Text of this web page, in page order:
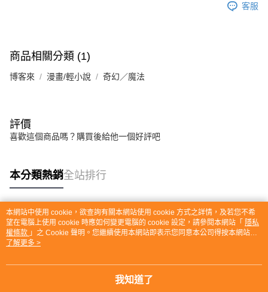
客服
商品相關分類 (1)
博客來 漫畫/輕小說 奇幻／魔法
評價
喜歡這個商品嗎？購買後給他一個好評吧
本分類熱銷全站排行
熱門標籤
本網站中使用 cookie，欲查詢有關本網站使用 cookie 方式之詳情，及若您不希
望在電腦上使用 cookie 時應如何變更電腦的 cookie 設定，請參閱本網站「 隱私
權條款 」之 Cookie 聲明。您繼續使用本網站即表示您同意本公司得按本網站使
用條款之 Cookie 聲明使用 cookie。
了解更多 >
我知道了